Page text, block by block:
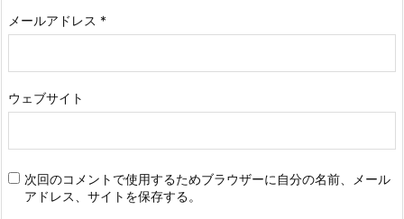
メールアドレス *
ウェブサイト
次回のコメントで使用するためブラウザーに自分の名前、メール
アドレス、サイトを保存する。